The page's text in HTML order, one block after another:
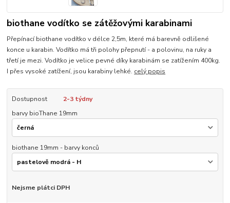
biothane vodítko se zátěžovými karabinami
Přepínací biothane vodítko v délce 2,5m, které má barevně odlišené
konce u karabin. Vodítko má tři polohy přepnutí - a polovinu, na ruky a
třetí je mezi. Vodítko je velice pevné díky karabinám se zatížením 400kg.
I přes vysoké zatížení, jsou karabiny lehké. celý popis
Dostupnost
2-3 týdny
barvy bioThane 19mm
biothane 19mm - barvy konců
Nejsme plátci DPH